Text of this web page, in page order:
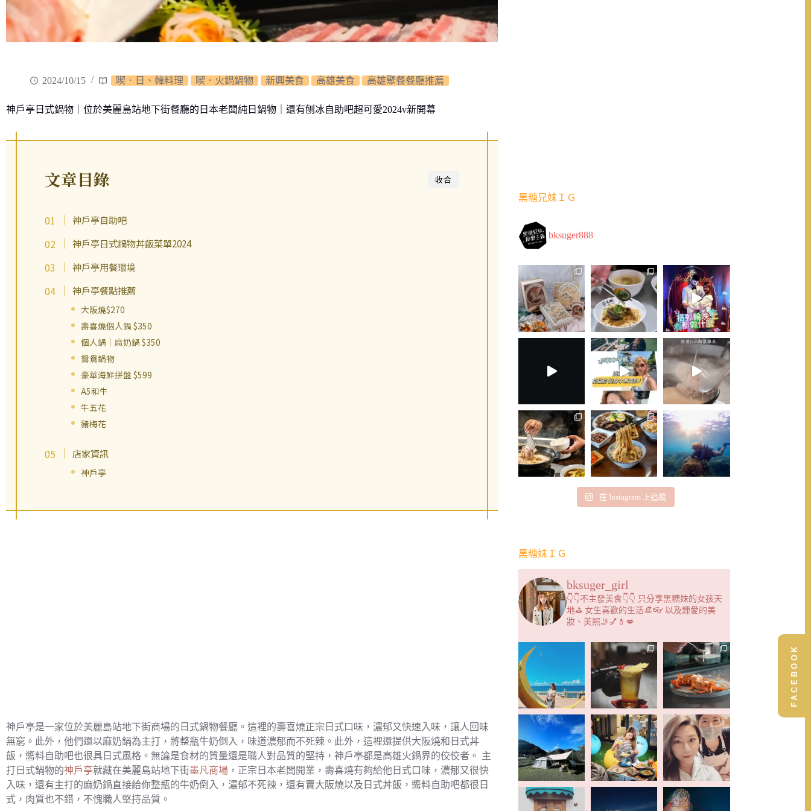
2024/10/15 喫．日、韓料理 喫．火鍋鍋物 新興美食 高雄美食 高雄聚餐餐廳推薦
神戶亭日式鍋物｜位於美麗島站地下街餐廳的日本老闆純日鍋物｜還有刨冰自助吧超可愛2024v新開幕
收合
文章目錄
神戶亭自助吧
神戶亭日式鍋物丼飯菜單2024
神戶亭用餐環境
神戶亭餐點推薦
大阪燒$270
壽喜燒個人鍋 $350
個人鍋｜麻奶鍋 $350
鴛鴦鍋物
豪華海鮮拼盤 $599
A5和牛
牛五花
豬梅花
店家資訊
神戶亭
神戶亭是一家位於美麗島站地下街商場的日式鍋物餐廳。這裡的壽喜燒正宗日式口味，濃郁又快速入味，讓人回味
無窮。此外，他們還以麻奶鍋為主打，將整瓶牛奶倒入，味道濃郁而不死辣。此外，這裡還提供大阪燒和日式丼
飯，醬料自助吧也很具日式風格。無論是食材的質量還是職人對品質的堅持，神戶亭都是高雄火鍋界的佼佼者。 主
打日式鍋物的神戶亭就藏在美麗島站地下街墨凡商場 ，正宗日本老闆開業，壽喜燒有夠給他日式口味，濃郁又很快
入味，還有主打的麻奶鍋直接給你整瓶的牛奶倒入，濃郁不死辣，還有賣大阪燒以及日式丼飯，醬料自助吧都很日
式，肉質也不錯，不愧職人堅持品質。
黑糖兄妹ＩＧ
bksuger888
在 Instagram 上追蹤
黑糖妹ＩＧ
bksuger_girl
👇👇不主發美食👇👇 只分享黑糖妹的女孩天
地⛳️ 女生喜歡的生活👒👓 以及鍾愛的美
妝、美照🤳💅💄💋
FACEBOOK